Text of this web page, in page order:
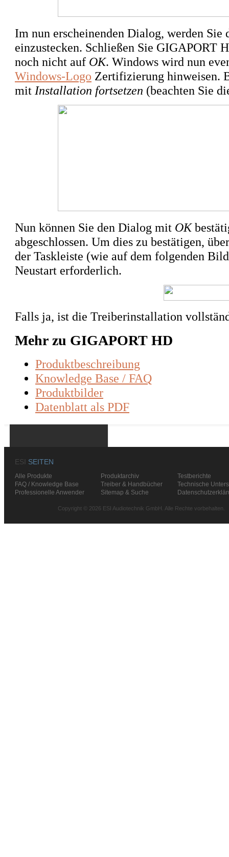
Im nun erscheinenden Dialog, werden
einzustecken. Schließen Sie GIGAPORT
noch nicht auf OK. Windows wird nun
Windows-Logo Zertifizierung hinweisen.
mit Installation fortsetzen (beachten Sie
Nun können Sie den Dialog mit OK
abgeschlossen. Um dies zu bestätigen,
der Taskleiste (wie auf dem folgenden
Neustart erforderlich.
Falls ja, ist die Treiberinstallation
Mehr zu GIGAPORT HD
Produktbeschreibung
Knowledge Base / FAQ
Produktbilder
Datenblatt als PDF
ESI SEITEN
Alle Produkte Produktarchiv
Testberichte
FAQ / Knowledge Base
Treiber & Handbücher
Technische
Professionelle Anwender
Sitemap & Suche
Copyright © 2026 ESI Audiotechnik GmbH. Alle Rechte vorbehalten.